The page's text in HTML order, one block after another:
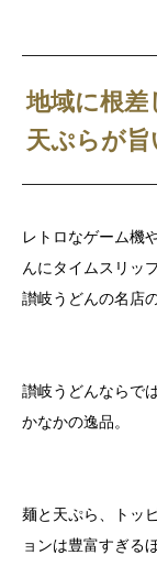
地域に根差
天ぷらが旨
レトロなゲーム機
んにタイムスリッ
讃岐うどんの名店
讃岐うどんならで
かなかの逸品。
麺と天ぷら、トッ
ョンは豊富すぎるほ